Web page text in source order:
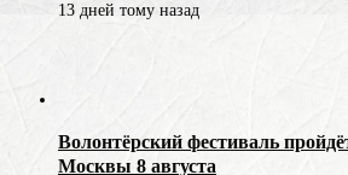
13 дней тому назад
Волонтёрский фестиваль
Москвы 8 августа